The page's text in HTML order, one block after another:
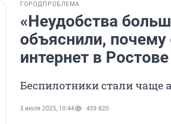
ГОРОД ПРОБЛЕМА
«Неудобства
объяснили,
интернет в Ростове
Беспилотники стали чаще
3 июля 2025, 10:44 459 820